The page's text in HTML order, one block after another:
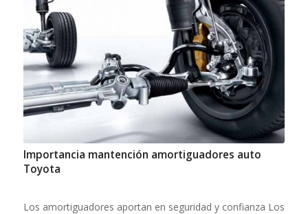
Importancia mantención amortiguadores auto
Toyota
Los amortiguadores aportan en seguridad y confianza Los